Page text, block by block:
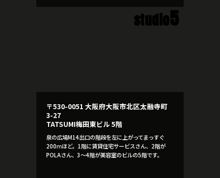
studio5
〒530-0051 大阪府大阪市北区太融寺町
3-27
TATSUMI梅田東ビル 5階
泉の広場M14出口の階段を左に上がってまっすぐ
200ｍほど。1階に賃貸住宅サービスさん、2階が
POLAさん、3～4階が美容室のビルの5階です。